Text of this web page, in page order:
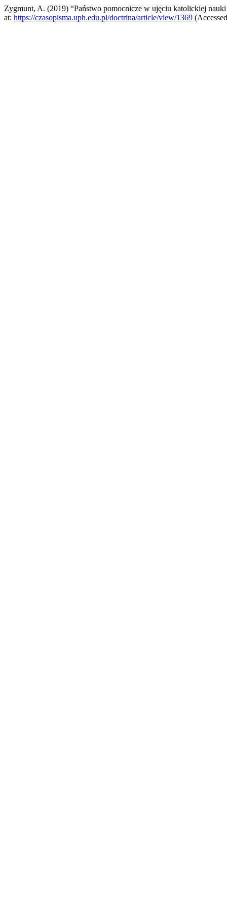
Zygmunt, A. (2019) “Państwo pomocnicze w ujęciu katolickiej nauki
at: https://czasopisma.uph.edu.pl/doctrina/article/view/1369